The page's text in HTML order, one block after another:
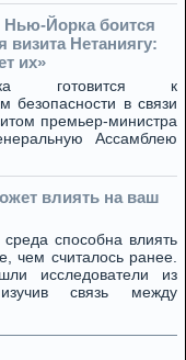
Нью-Йорка боится
Нетаниягу:
их»
готовится к
безопасности в связи
премьер-министра
Ассамблею
влиять на ваш
способна влиять
чем считалось ранее.
исследователи из
связь между